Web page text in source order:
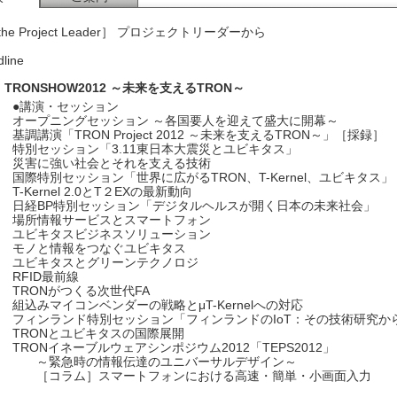
Project Leader］ プロジェクトリーダーから
～未来を支えるTRON～
●講演・セッション
オープニングセッション ～各国要人を迎えて盛大に開幕～
基調講演「TRON Project 2012 ～未来を支えるTRON～」［採録］
特別セッション「3.11東日本大震災とユビキタス」
災害に強い社会とそれを支える技術
国際特別セッション「世界に広がるTRON、T-Kernel、ユビキタス」
T-Kernel 2.0とT２EXの最新動向
日経BP特別セッション「デジタルヘルスが開く日本の未来社会」
場所情報サービスとスマートフォン
ユビキタスビジネスソリューション
モノと情報をつなぐユビキタス
ユビキタスとグリーンテクノロジ
RFID最前線
TRONがつくる次世代FA
組込みマイコンベンダーの戦略とμT-Kernelへの対応
フィンランド特別セッション「フィンランドのIoT：その技術研究か
TRONとユビキタスの国際展開
TRONイネーブルウェアシンポジウム2012「TEPS2012」
～緊急時の情報伝達のユニバーサルデザイン～
［コラム］スマートフォンにおける高速・簡単・小画面入力